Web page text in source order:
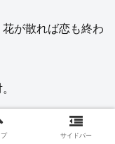
が散れば恋も終わ
い。
プ サイドバー